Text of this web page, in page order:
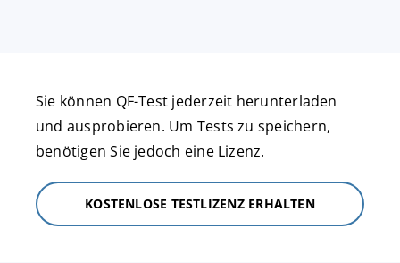
Sie können QF-Test jederzeit herunterladen
und ausprobieren. Um Tests zu speichern,
benötigen Sie jedoch eine Lizenz.
KOSTENLOSE TESTLIZENZ ERHALTEN